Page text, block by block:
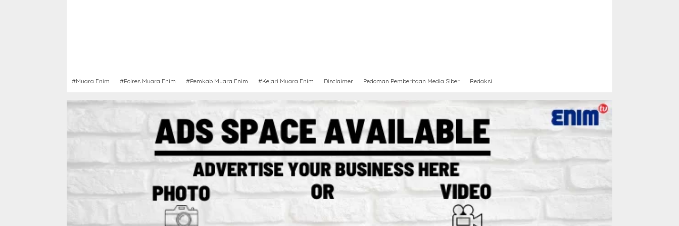
#Muara Enim #Polres Muara Enim #Pemkab Muara Enim #Kejari Muara Enim Disclaimer Pedoman Pemberitaan Media Siber Redaksi